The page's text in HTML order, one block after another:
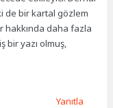
de bir kartal gözlem
hakkında daha fazla
bir yazı olmuş,
Yanıtla